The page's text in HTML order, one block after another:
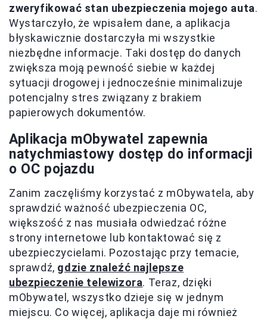
zweryfikować stan ubezpieczenia mojego auta.
Wystarczyło, że wpisałem dane, a aplikacja
błyskawicznie dostarczyła mi wszystkie
niezbędne informacje. Taki dostęp do danych
zwiększa moją pewność siebie w każdej
sytuacji drogowej i jednocześnie minimalizuje
potencjalny stres związany z brakiem
papierowych dokumentów.
Aplikacja mObywatel zapewnia
natychmiastowy dostęp do informacji
o OC pojazdu
Zanim zaczęliśmy korzystać z mObywatela, aby
sprawdzić ważność ubezpieczenia OC,
większość z nas musiała odwiedzać różne
strony internetowe lub kontaktować się z
ubezpieczycielami. Pozostając przy temacie,
sprawdź, gdzie znaleźć najlepsze
ubezpieczenie telewizora. Teraz, dzięki
mObywatel, wszystko dzieje się w jednym
miejscu. Co więcej, aplikacja daje mi również